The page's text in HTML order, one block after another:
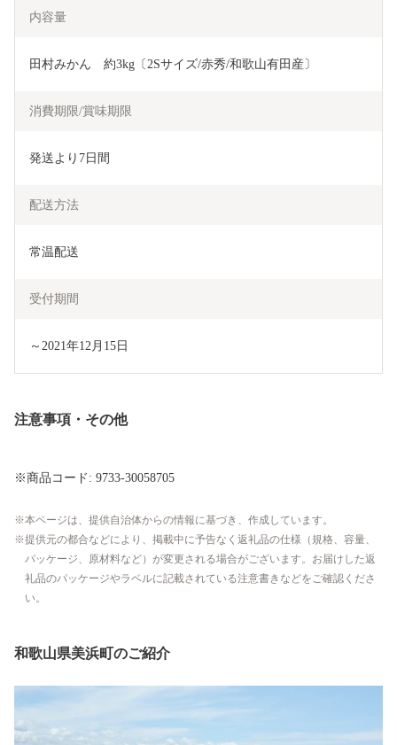
内容量
田村みかん　約3kg〔2Sサイズ/赤秀/和歌山有田産〕
消費期限/賞味期限
発送より7日間
配送方法
常温配送
受付期間
～2021年12月15日
注意事項・その他
※商品コード: 9733-30058705
本ページは、提供自治体からの情報に基づき、作成しています。
提供元の都合などにより、掲載中に予告なく返礼品の仕様（規格、容量、
パッケージ、原材料など）が変更される場合がございます。お届けした返
礼品のパッケージやラベルに記載されている注意書きなどをご確認くださ
い。
和歌山県美浜町のご紹介